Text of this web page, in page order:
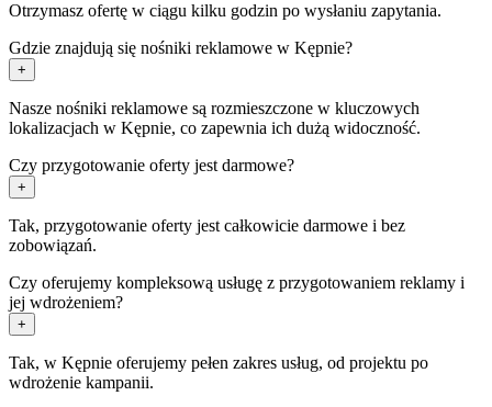
Otrzymasz ofertę w ciągu kilku godzin po wysłaniu zapytania.
Gdzie znajdują się nośniki reklamowe w Kępnie?
+
Nasze nośniki reklamowe są rozmieszczone w kluczowych
lokalizacjach w Kępnie, co zapewnia ich dużą widoczność.
Czy przygotowanie oferty jest darmowe?
+
Tak, przygotowanie oferty jest całkowicie darmowe i bez
zobowiązań.
Czy oferujemy kompleksową usługę z przygotowaniem reklamy i
jej wdrożeniem?
+
Tak, w Kępnie oferujemy pełen zakres usług, od projektu po
wdrożenie kampanii.